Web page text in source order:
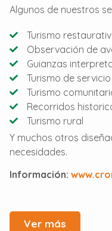
Algunos de nuestros
Turismo
Observación de
Guianzas
Turismo de
Turismo
Recorridos
Turismo rural
Y muchos otros
necesidades.
Información:
Ver más